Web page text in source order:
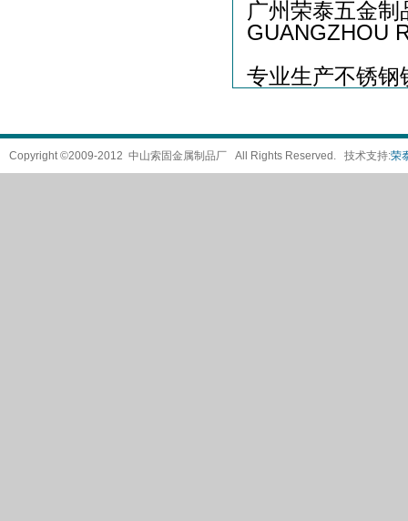
广州荣泰五金制
GUANGZHOU
专业生产不锈钢
Copyright ©2009-2012 中山索固金属制品厂 All Rights Reserved. 技术支持:荣